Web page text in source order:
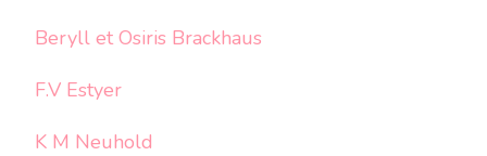
Beryll et Osiris Brackhaus
F.V Estyer
K M Neuhold